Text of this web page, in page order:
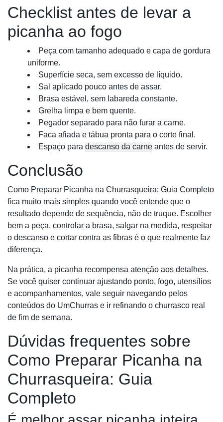
Checklist antes de levar a
picanha ao fogo
Peça com tamanho adequado e capa de gordura
uniforme.
Superfície seca, sem excesso de líquido.
Sal aplicado pouco antes de assar.
Brasa estável, sem labareda constante.
Grelha limpa e bem quente.
Pegador separado para não furar a carne.
Faca afiada e tábua pronta para o corte final.
Espaço para descanso da carne antes de servir.
Conclusão
Como Preparar Picanha na Churrasqueira: Guia Completo
fica muito mais simples quando você entende que o
resultado depende de sequência, não de truque. Escolher
bem a peça, controlar a brasa, salgar na medida, respeitar
o descanso e cortar contra as fibras é o que realmente faz
diferença.
Na prática, a picanha recompensa atenção aos detalhes.
Se você quiser continuar ajustando ponto, fogo, utensílios
e acompanhamentos, vale seguir navegando pelos
conteúdos do UmChurras e ir refinando o churrasco real
de fim de semana.
Dúvidas frequentes sobre
Como Preparar Picanha na
Churrasqueira: Guia
Completo